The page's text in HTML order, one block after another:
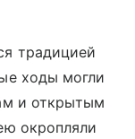
традицией
ходы могли
и открытым
окропляли